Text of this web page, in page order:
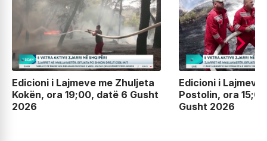
Edicioni i Lajmeve me Zhuljeta
Kokën, ora 19;00, datë 6 Gusht
2026
Edicioni i Lajmeve
Postolin, ora
Gusht 2026